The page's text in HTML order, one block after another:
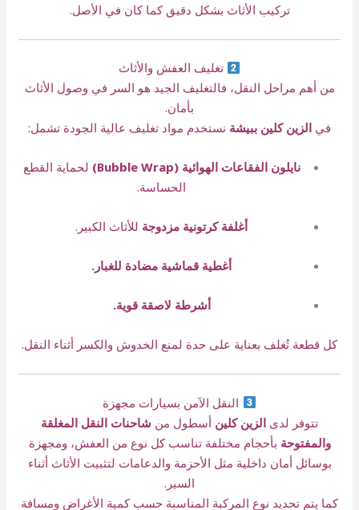
تركيب الأثاث بشكل دقيق كما كان في الأصل.
تغليف العفش والأثاث
من أهم مراحل النقل، فالتغليف الجيد هو السر في وصول الأثاث
بأمان.
في الزين كلين ببيشة نستخدم مواد تغليف عالية الجودة تشمل:
نايلون الفقاعات الهوائية (Bubble Wrap)
لحماية القطع
الحساسة.
أغلفة كرتونية مزدوجة للأثاث الكبير.
أغطية قماشية مضادة للغبار.
أشرطة لاصقة قوية.
كل قطعة تُغلف بعناية على حدة لمنع الخدوش والكسر أثناء النقل.
النقل الآمن بسيارات مجهزة
تتوفر لدى الزين كلين أسطول من شاحنات النقل المغلقة
والمفتوحة بأحجام مختلفة تناسب كل نوع من العفش، ومجهزة
بوسائل أمان داخلية مثل الأحزمة والدعامات لتثبيت الأثاث أثناء
السير.
كما يتم تحديد نوع المركبة المناسبة حسب كمية الأغراض ومسافة